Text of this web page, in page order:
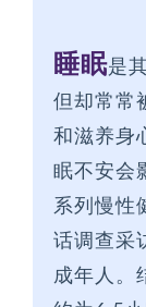
睡眠是
但却常常
和滋养身
眠不安会
系列慢性
话调查采
成年人。